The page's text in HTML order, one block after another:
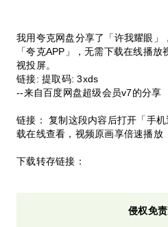
我用夸克网盘分享了「许我耀眼」
「夸克APP」，无需下载在线播
视投屏。
链接: 提取码: 3xds
--来自百度网盘超级会员v7的分享
链接： 复制这段内容后打开「手
载在线查看，视频原画享倍速播放
下载转存链接：
侵权免